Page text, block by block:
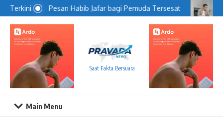
Lewati ke konten
Terkini Pesan Habib Jafar bagi Pemuda Tersesat
Saat Fakta Bersuara
Main Menu